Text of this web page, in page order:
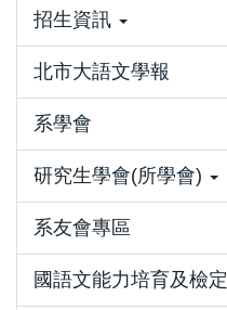
招生資訊
北市大語文學報
系學會
研究生學會(所學會)
系友會專區
國語文能力培育及檢定